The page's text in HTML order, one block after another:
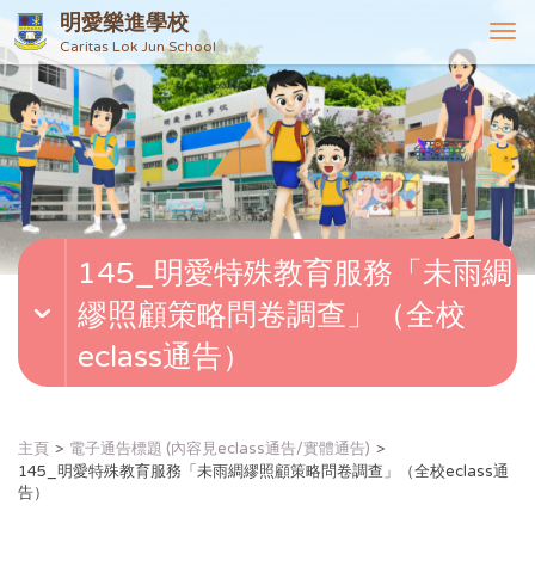
明愛樂進學校
Caritas Lok Jun School
T
o
g
g
l
e
n
v
i
i
145_明愛特殊教育服務「未雨綢
繆照顧策略問卷調查」（全校
eclass通告）
主頁
電子通告標題 (內容見eclass通告/實體通告)
145_明愛特殊教育服務「未雨綢繆照顧策略問卷調查」（全校eclass通
告）